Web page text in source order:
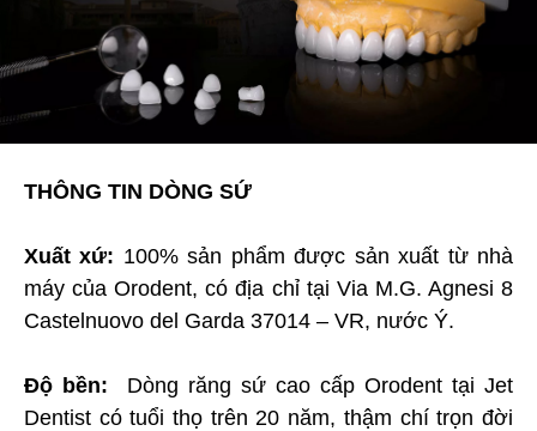
THÔNG TIN DÒNG SỨ
Xuất xứ: 100% sản phẩm được sản xuất từ nhà
máy của Orodent, có địa chỉ tại Via M.G. Agnesi 8
Castelnuovo del Garda 37014 – VR, nước Ý.
Độ bền:
Dòng răng sứ cao cấp Orodent tại Jet
Dentist có tuổi thọ trên 20 năm, thậm chí trọn đời